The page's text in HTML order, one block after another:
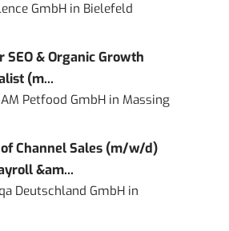
GmbH in Bielefeld
SEO & Organic Growth
(m...
Petfood GmbH in Massing
Channel Sales (m/w/d)
&am...
Deutschland GmbH in